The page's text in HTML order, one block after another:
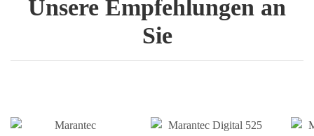
Unsere Empfehlungen an
Sie